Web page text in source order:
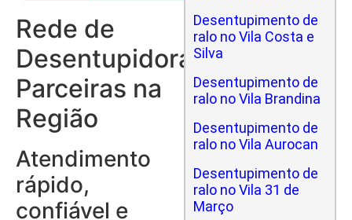
Rede de
Desentupidoras
Parceiras na
Região
Atendimento
rápido,
confiável e
Desentupimento de
ralo no Vila Costa e
Silva
Desentupimento de
ralo no Vila Brandina
Desentupimento de
ralo no Vila Aurocan
Desentupimento de
ralo no Vila 31 de
Março